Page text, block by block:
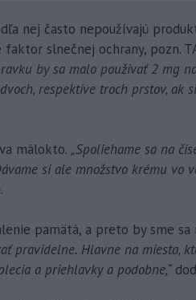
nej často nepoužívajú
faktor slnečnej ochrany, pozn.
by sa malo používať 2 mg
respektíve troch prstov, ak
málokto. „Spoliehame sa na
si ale množstvo krému vo
pamätá, a preto by sme sa
pravidelne. Hlavne na miesta,
a priehlavky a podobne,“